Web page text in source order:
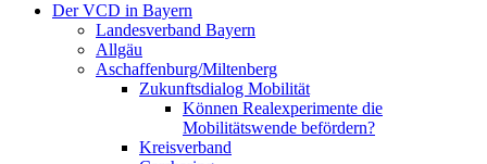
Der VCD in Bayern
Landesverband Bayern
Allgäu
Aschaffenburg/Miltenberg
Zukunftsdialog Mobilität
Können Realexperimente die
Mobilitätswende befördern?
Kreisverband